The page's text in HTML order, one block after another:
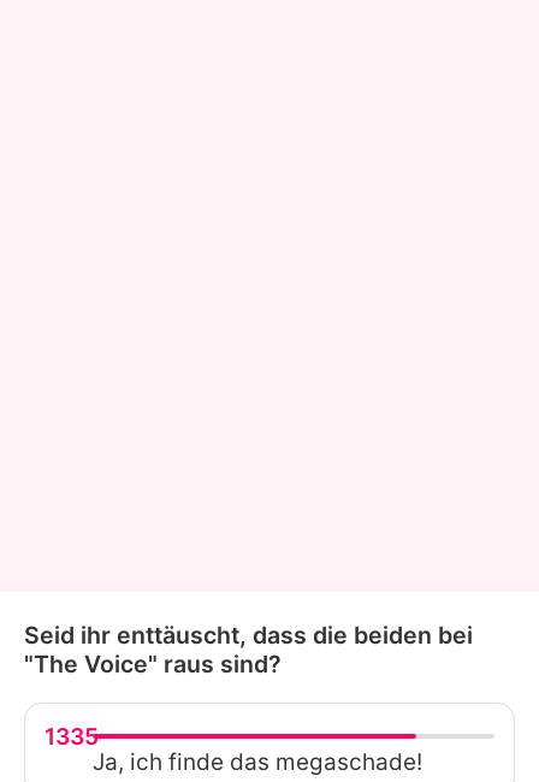
Seid ihr enttäuscht, dass die beiden bei
"The Voice" raus sind?
1335
Ja, ich finde das megaschade!